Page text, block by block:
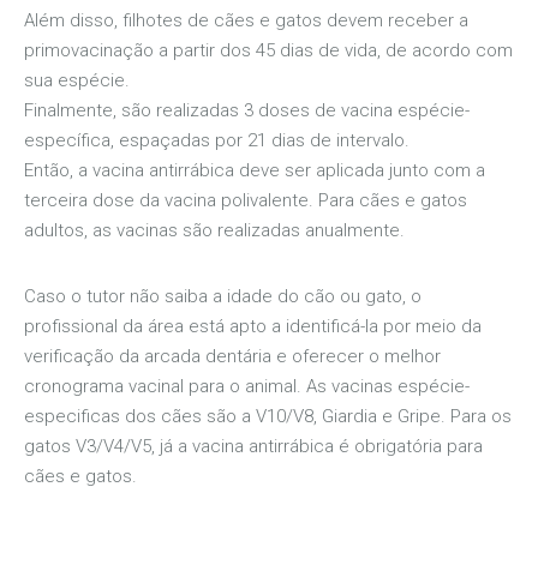
Além disso, filhotes de cães e gatos devem receber a
primovacinação a partir dos 45 dias de vida, de acordo com
sua espécie.
Finalmente, são realizadas 3 doses de vacina espécie-
específica, espaçadas por 21 dias de intervalo.
Então, a vacina antirrábica deve ser aplicada junto com a
terceira dose da vacina polivalente. Para cães e gatos
adultos, as vacinas são realizadas anualmente.
Caso o tutor não saiba a idade do cão ou gato, o
profissional da área está apto a identificá-la por meio da
verificação da arcada dentária e oferecer o melhor
cronograma vacinal para o animal. As vacinas espécie-
especificas dos cães são a V10/V8, Giardia e Gripe. Para os
gatos V3/V4/V5, já a vacina antirrábica é obrigatória para
cães e gatos.